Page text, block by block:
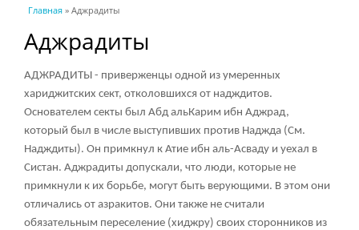
Вы здесь
Главная » Аджрадиты
Аджрадиты
АДЖРАДИТЫ - приверженцы одной из умеренных
хариджитских сект, отколовшихся от надждитов.
Основателем секты был Абд альКарим ибн Аджрад,
который был в числе выступивших против Наджда (См.
Надждиты). Он примкнул к Атие ибн аль-Асваду и уехал в
Систан. Аджрадиты допускали, что люди, которые не
примкнули к их борьбе, могут быть верующими. В этом они
отличались от азракитов. Они также не считали
обязательным переселение (хиджру) своих сторонников из